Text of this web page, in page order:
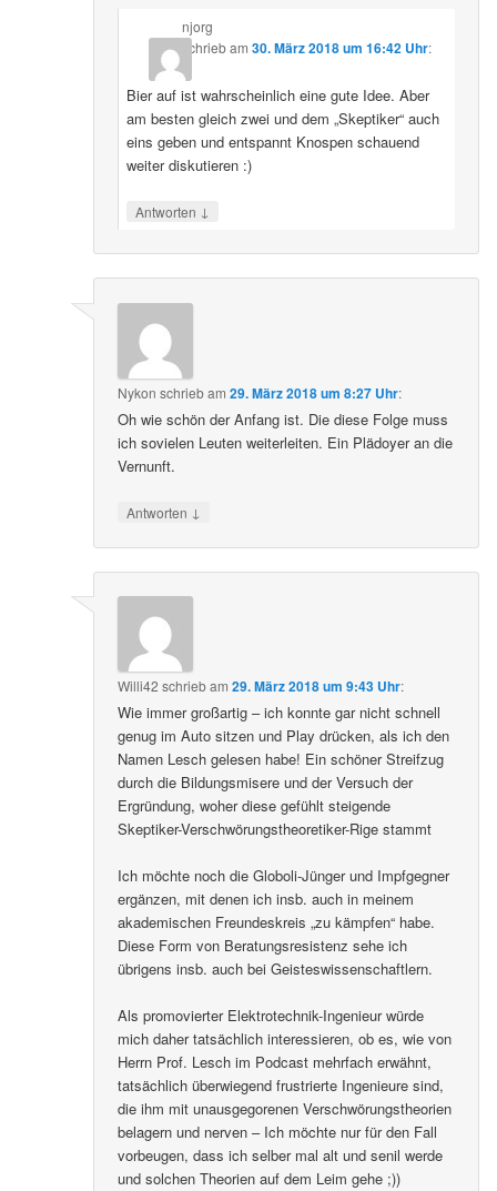
njorg
schriebam 30. März 2018 um 16:42 Uhr:
Bier auf ist wahrscheinlich eine gute Idee. Aber
am besten gleich zwei und dem „Skeptiker“ auch
eins geben und entspannt Knospen schauend
weiter diskutieren :)
Antworten ↓
Nykon schriebam29. März 2018 um 8:27 Uhr:
Oh wie schön der Anfang ist. Die diese Folge muss
ich sovielen Leuten weiterleiten. Ein Plädoyer an die
Vernunft.
Antworten ↓
Willi42 schriebam29. März 2018 um 9:43 Uhr:
Wie immer großartig – ich konnte gar nicht schnell
genug im Auto sitzen und Play drücken, als ich den
Namen Lesch gelesen habe! Ein schöner Streifzug
durch die Bildungsmisere und der Versuch der
Ergründung, woher diese gefühlt steigende
Skeptiker-Verschwörungstheoretiker-Rige stammt
Ich möchte noch die Globoli-Jünger und Impfgegner
ergänzen, mit denen ich insb. auch in meinem
akademischen Freundeskreis „zu kämpfen“ habe.
Diese Form von Beratungsresistenz sehe ich
übrigens insb. auch bei Geisteswissenschaftlern.
Als promovierter Elektrotechnik-Ingenieur würde
mich daher tatsächlich interessieren, ob es, wie von
Herrn Prof. Lesch im Podcast mehrfach erwähnt,
tatsächlich überwiegend frustrierte Ingenieure sind,
die ihm mit unausgegorenen Verschwörungstheorien
belagern und nerven – Ich möchte nur für den Fall
vorbeugen, dass ich selber mal alt und senil werde
und solchen Theorien auf dem Leim gehe ;))